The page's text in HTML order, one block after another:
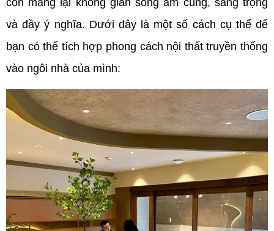
còn mang lại không gian sống ấm cúng, sang trọng
và đầy ý nghĩa. Dưới đây là một số cách cụ thể để
bạn có thể tích hợp phong cách nội thất truyền thống
vào ngôi nhà của mình: